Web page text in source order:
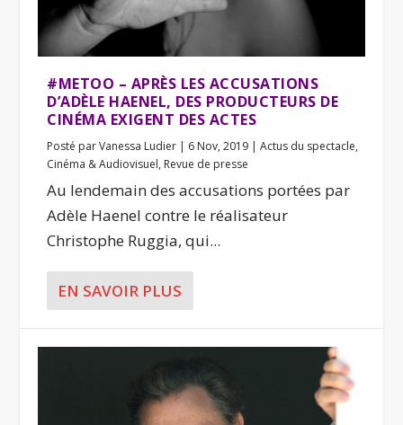
#METOO – APRÈS LES ACCUSATIONS
D’ADÈLE HAENEL, DES PRODUCTEURS DE
CINÉMA EXIGENT DES ACTES
Posté parVanessa Ludier | 6 Nov, 2019 |Actus du spectacle,
Cinéma & Audiovisuel, Revue de presse
Au lendemain des accusations portées par
Adèle Haenel contre le réalisateur
Christophe Ruggia, qui...
EN SAVOIR PLUS